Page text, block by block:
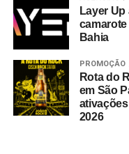
No último trimestre de
produção da segunda
proprietário do Banco
calendário oficial de
Uma década de
Layer
Bahia
PROMOÇÃO
Rota do
em São
2026